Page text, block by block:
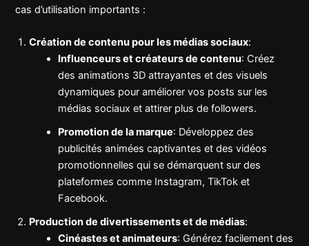
cas d’utilisation importants :
Création de contenu pour les médias sociaux:
Influenceurs et créateurs de contenu: Créez
des animations 3D attrayantes et des visuels
dynamiques pour améliorer vos posts sur les
médias sociaux et attirer plus de followers.
Promotion de la marque: Développez des
publicités animées captivantes et des vidéos
promotionnelles qui se démarquent sur des
plateformes comme Instagram, TikTok et
Facebook.
Production de divertissements et de médias:
Cinéastes et animateurs: Générez facilement des